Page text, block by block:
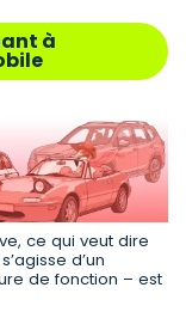
à
ce qui veut dire
d’un
de fonction – est